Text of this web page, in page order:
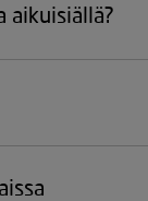
aikuisiällä?